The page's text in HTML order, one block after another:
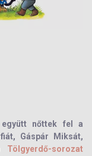
nőttek fel a
Gáspár Miksát,
Tölgyerdő-sorozat